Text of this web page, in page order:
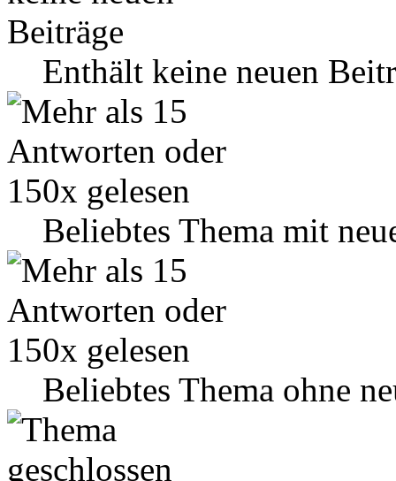
Enthält keine neuen
Beliebtes Thema mit
Beliebtes Thema ohne